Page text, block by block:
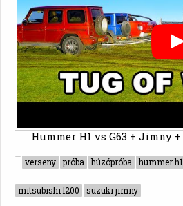
Hummer H1 vs G63 + Jimny +
verseny próba húzópróba
hummer h1
mitsubishi l200
suzuki jimny